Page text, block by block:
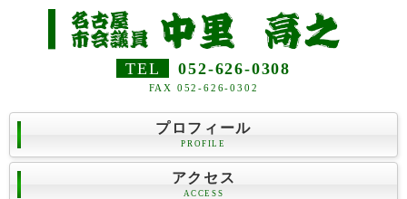
TEL 052-626-0308
FAX 052-626-0302
プロフィール
PROFILE
アクセス
ACCESS